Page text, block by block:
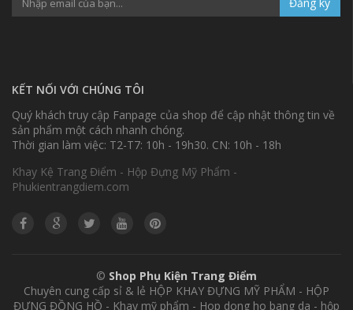
KẾT NỐI VỚI CHÚNG TÔI
Quý khách truy cập Fanpage của shop để cập nhật thông tin về
sản phẩm một cách nhanh chóng.
Thời gian làm việc: T2-T7: 10h - 19h30. CN: 10h - 18h
Khay Kệ Trang Điểm - Hộp Đựng Mỹ Phẩm -
Phukientrangdiem.com
© Shop Phụ Kiện Trang Điểm
Chuyên cung cấp sỉ & lẻ HỘP KHAY ĐỰNG MỸ PHẨM - HỘP
ĐỰNG ĐỒNG HỒ - Khay mỹ phẩm - Hop dong ho bang da - hộp